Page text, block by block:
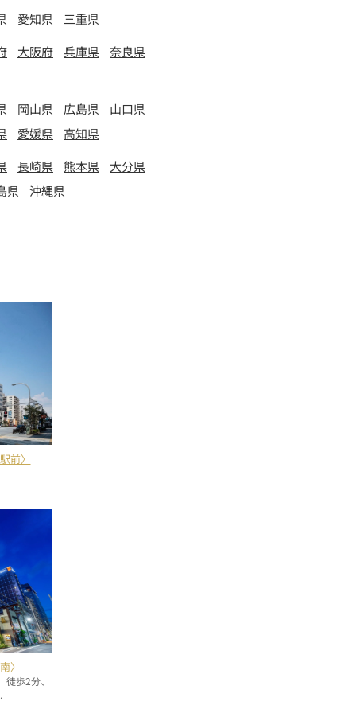
愛知県
三重県
大阪府 兵庫県 奈良県
岡山県 広島県
山口県
愛媛県
高知県
長崎県 熊本県
大分県
県
沖縄県
前〉
〉
歩2分、